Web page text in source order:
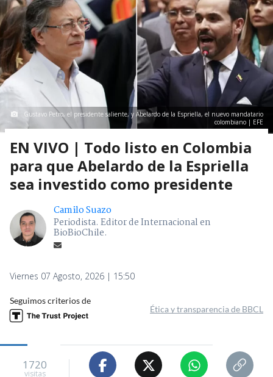
Gustavo Petro, el presidente saliente, y Abelardo de la Espriella, el nuevo mandatario
colombiano | EFE
EN VIVO | Todo listo en Colombia
para que Abelardo de la Espriella
sea investido como presidente
Camilo Suazo
Periodista. Editor de Internacional en
BioBioChile.
Viernes 07 Agosto, 2026 | 15:50
Seguimos criterios de
Ética y transparencia de BBCL
1720
visitas